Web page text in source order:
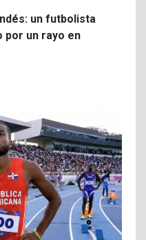
un futbolista
por un rayo en